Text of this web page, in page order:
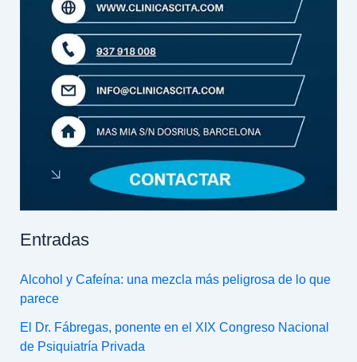
Entradas
Alcohol y Cafeína: una mezcla más peligrosa de lo que
parece
El Dr. Fábregas, ponente en el XIX Congreso Nacional
de Psiquiatría Privada